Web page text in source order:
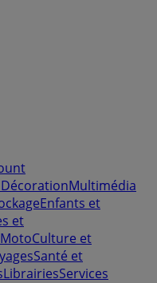
Multimédia
Enfants et
et
Culture et
Santé et
LibrairiesServices